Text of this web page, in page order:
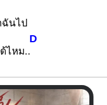
ฉันไป
ไหม..
D